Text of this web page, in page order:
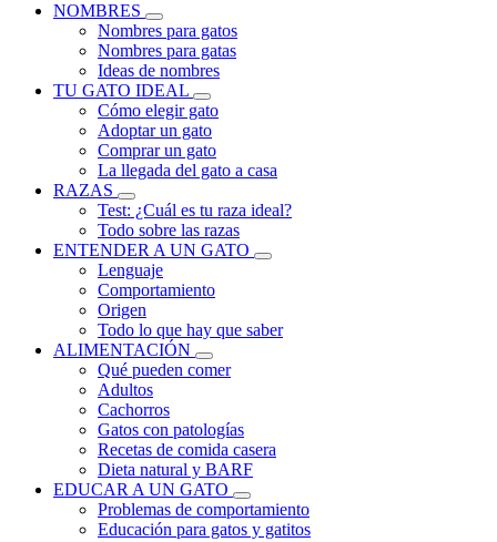
NOMBRES
Nombres para gatos
Nombres para gatas
Ideas de nombres
TU GATO IDEAL
Cómo elegir gato
Adoptar un gato
Comprar un gato
La llegada del gato a casa
RAZAS
Test: ¿Cuál es tu raza ideal?
Todo sobre las razas
ENTENDER A UN GATO
Lenguaje
Comportamiento
Origen
Todo lo que hay que saber
ALIMENTACIÓN
Qué pueden comer
Adultos
Cachorros
Gatos con patologías
Recetas de comida casera
Dieta natural y BARF
EDUCAR A UN GATO
Problemas de comportamiento
Educación para gatos y gatitos